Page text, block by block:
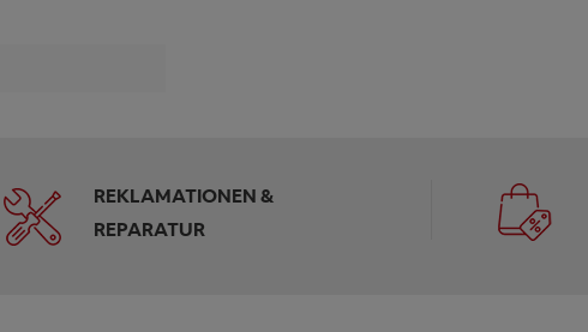
REKLAMATIONEN &
REPARATUR